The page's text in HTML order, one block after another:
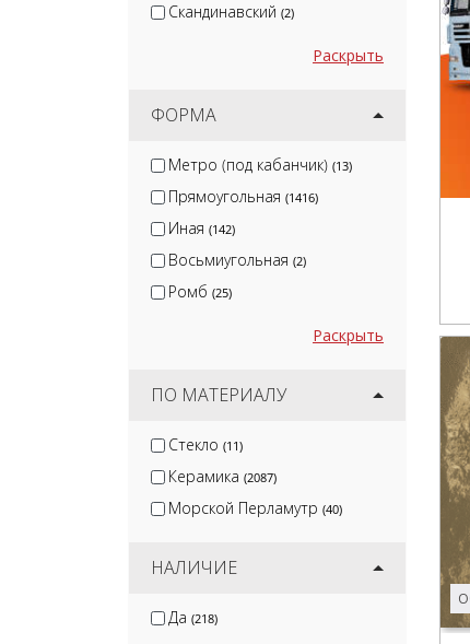
Скандинавский (2)
Раскрыть
ФОРМА
Метро (под кабанчик) (13)
Прямоугольная (1416)
Иная (142)
Восьмиугольная (2)
Ромб (25)
Раскрыть
ПО МАТЕРИАЛУ
Стекло (11)
Керамика (2087)
Морской Перламутр (40)
НАЛИЧИЕ
Да (218)